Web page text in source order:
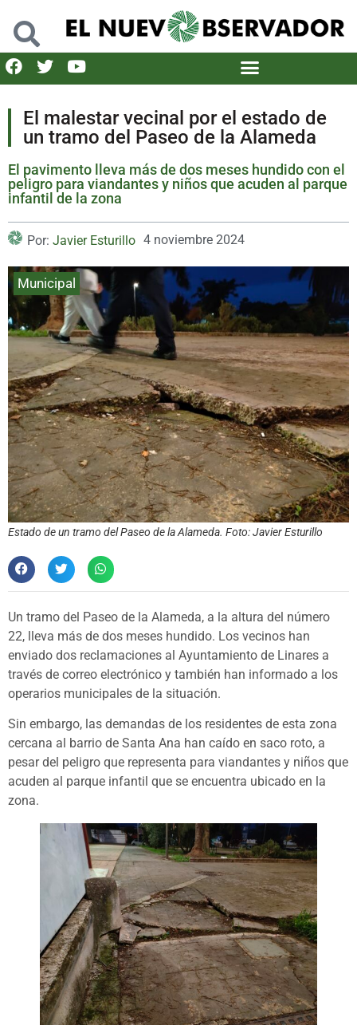
El malestar vecinal por el estado de
un tramo del Paseo de la Alameda
El pavimento lleva más de dos meses hundido con el
peligro para viandantes y niños que acuden al parque
infantil de la zona
Por: Javier Esturillo 4 noviembre 2024
Municipal
Estado de un tramo del Paseo de la Alameda. Foto: Javier Esturillo
Un tramo del Paseo de la Alameda, a la altura del número
22, lleva más de dos meses hundido. Los vecinos han
enviado dos reclamaciones al Ayuntamiento de Linares a
través de correo electrónico y también han informado a los
operarios municipales de la situación.
Sin embargo, las demandas de los residentes de esta zona
cercana al barrio de Santa Ana han caído en saco roto, a
pesar del peligro que representa para viandantes y niños que
acuden al parque infantil que se encuentra ubicado en la
zona.